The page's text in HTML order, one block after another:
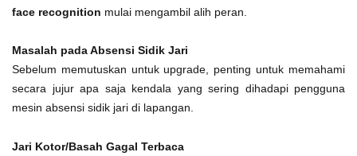
face recognition mulai mengambil alih peran.
Masalah pada Absensi Sidik Jari
Sebelum memutuskan untuk upgrade, penting untuk memahami
secara jujur apa saja kendala yang sering dihadapi pengguna
mesin absensi sidik jari di lapangan.
Jari Kotor/Basah Gagal Terbaca